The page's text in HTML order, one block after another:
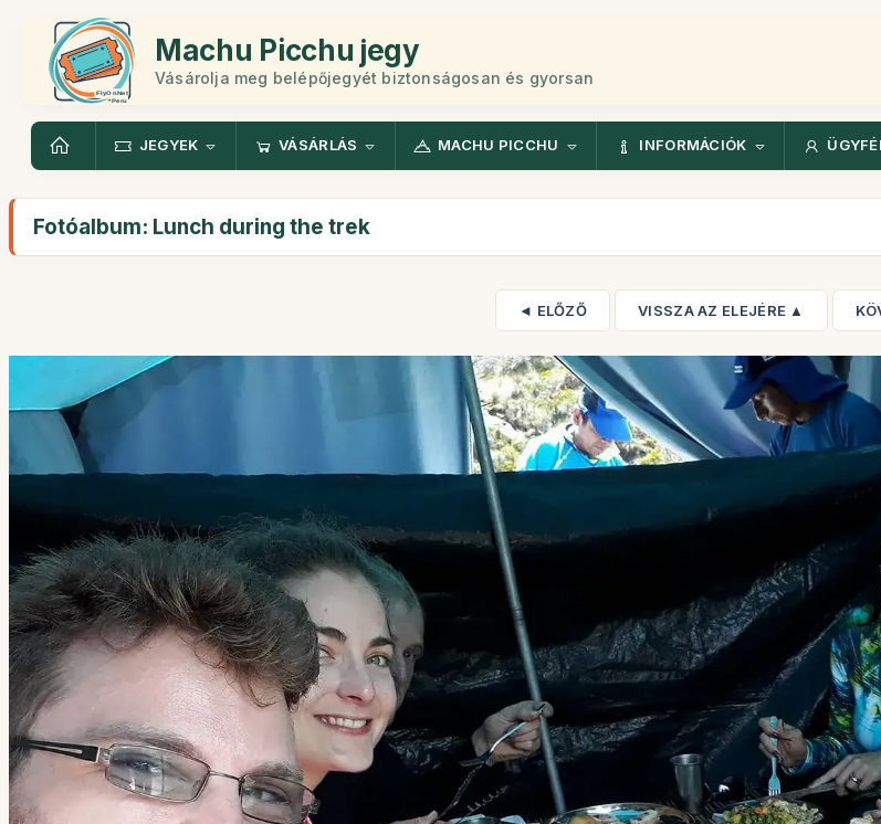
Machu Picchu jegy
Vásárolja meg belépőjegyét biztonságosan és gyorsan
JEGYEK VÁSÁRLÁS MACHU PICCHU INFORMÁCIÓK
Fotóalbum: Lunch during the trek
◄ ELŐZŐ VISSZA AZ ELEJÉRE ▲